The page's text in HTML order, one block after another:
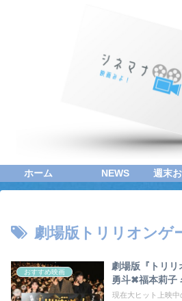
ホーム NEWS 週末
劇場版トリリオンゲ
おすすめ映画
劇場版『トリ
勇斗✖福本莉子
現在大ヒット上映中